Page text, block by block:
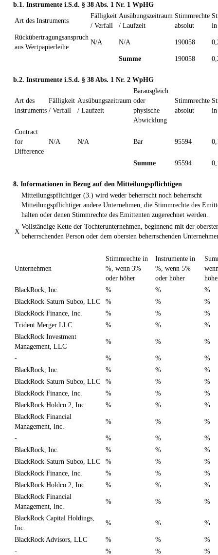
b.1. Instrumente i.S.d. § 38 Abs. 1 Nr. 1 WpHG
Art des Instruments
Fälligkeit
/ Verfall
Ausübungszeitraum
/ Laufzeit
Stimmrechte
absolut
Rückübertragungsanspruch
aus Wertpapierleihe
N/A N/A 190058
Summe 190058
b.2. Instrumente i.S.d. § 38 Abs. 1 Nr. 2 WpHG
Art des
Instruments
Fälligkeit
/ Verfall
Ausübungszeitraum
/ Laufzeit
Barausgleich
oder
physische
Abwicklung
Stimmrechte
absolut
Contract
for
Difference
N/A N/A Bar 95594
Summe 95594
8. Informationen in Bezug auf den Mitteilungspflichtigen
Mitteilungspflichtiger (3.) wird weder beherrscht noch beherrscht
Mitteilungspflichtiger andere Unternehmen, die Stimmrechte des
halten oder denen Stimmrechte des Emittenten zugerechnet werden.
X
Vollständige Kette der Tochterunternehmen, beginnend mit der
beherrschenden Person oder dem obersten beherrschenden
Unternehmen
Stimmrechte in
%, wenn 3%
oder höher
Instrumente in
%, wenn 5%
oder höher
BlackRock, Inc.
% %
%
BlackRock Saturn Subco, LLC
% %
%
BlackRock Finance, Inc.
% %
%
Trident Merger LLC
% %
%
BlackRock Investment
Management, LLC
% % %
- % %
%
BlackRock, Inc.
% %
%
BlackRock Saturn Subco, LLC
% %
%
BlackRock Finance, Inc.
% %
%
BlackRock Holdco 2, Inc.
% %
%
BlackRock Financial
Management, Inc.
% % %
- % %
%
BlackRock, Inc.
% %
%
BlackRock Saturn Subco, LLC
% %
%
BlackRock Finance, Inc.
% %
%
BlackRock Holdco 2, Inc.
% %
%
BlackRock Financial
Management, Inc.
% % %
BlackRock Capital Holdings,
Inc.
% % %
BlackRock Advisors, LLC % %
%
-
% % %